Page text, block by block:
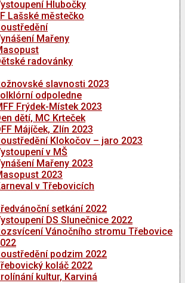
Hlubočky
Lašské městečko
Mařeny
radovánky
slavnosti 2023
odpoledne
Frýdek-Místek 2023
dětí, MC Krteček
Májíček, Zlín 2023
Klokočov – jaro 2023
v MŠ
Mařeny 2023
2023
v Třebovicích
setkání 2022
DS Slunečnice 2022
Vánočního stromu Třebovice
podzim 2022
koláč 2022
kultur, Karviná